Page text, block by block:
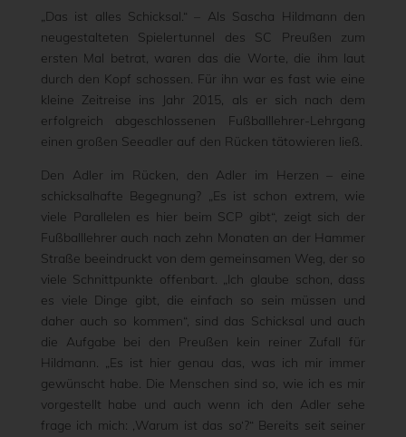
„Das ist alles Schicksal.“ – Als Sascha Hildmann den
neugestalteten Spielertunnel des SC Preußen zum
ersten Mal betrat, waren das die Worte, die ihm laut
durch den Kopf schossen. Für ihn war es fast wie eine
kleine Zeitreise ins Jahr 2015, als er sich nach dem
erfolgreich abgeschlossenen Fußballlehrer-Lehrgang
einen großen Seeadler auf den Rücken tätowieren ließ.
Den Adler im Rücken, den Adler im Herzen – eine
schicksalhafte Begegnung? „Es ist schon extrem, wie
viele Parallelen es hier beim SCP gibt“, zeigt sich der
Fußballlehrer auch nach zehn Monaten an der Hammer
Straße beeindruckt von dem gemeinsamen Weg, der so
viele Schnittpunkte offenbart. „Ich glaube schon, dass
es viele Dinge gibt, die einfach so sein müssen und
daher auch so kommen“, sind das Schicksal und auch
die Aufgabe bei den Preußen kein reiner Zufall für
Hildmann. „Es ist hier genau das, was ich mir immer
gewünscht habe. Die Menschen sind so, wie ich es mir
vorgestellt habe und auch wenn ich den Adler sehe
frage ich mich: ‚Warum ist das so‘?“ Bereits seit seiner